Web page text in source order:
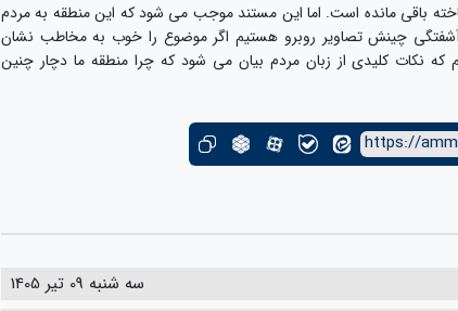
باقی مانده است. اما این مستند موجب می شود که این منطقه به مردم
آشفتگی چینش تصاویر روبرو هستیم اگر موضوع را خوب به مخاطب نشان
نکات کلیدی از زبان مردم بیان می شود که چرا منطقه ما دچار چنین
https://
سه شنبه 09 تیر 1405